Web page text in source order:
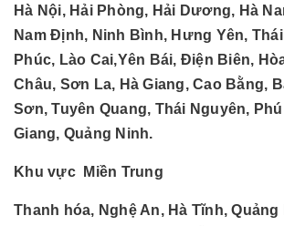
Hà Nội, Hải Phòng, Hải Dương, Hà
Nam Định, Ninh Bình, Hưng Yên,
Phúc, Lào Cai,Yên Bái, Điện Biên,
Châu, Sơn La, Hà Giang, Cao Bằng,
Sơn, Tuyên Quang, Thái Nguyên,
Giang, Quảng Ninh.
Khu vực Miền Trung
Thanh hóa, Nghệ An, Hà Tĩnh, Quảng